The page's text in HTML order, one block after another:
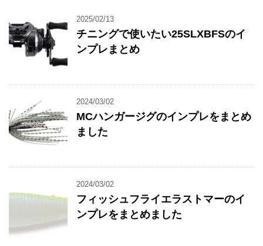
2025/02/13
チニングで使いたい25SLXBFSのイ
ンプレまとめ
2024/03/02
MCハンガージグのインプレをまとめ
ました
2024/03/02
フィッシュフライエラストマーのイ
ンプレをまとめました